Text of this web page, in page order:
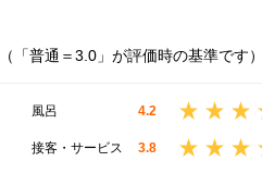
（「普通＝3.0」が評価時の基準です）
風呂 4.2
接客・サービス 3.8